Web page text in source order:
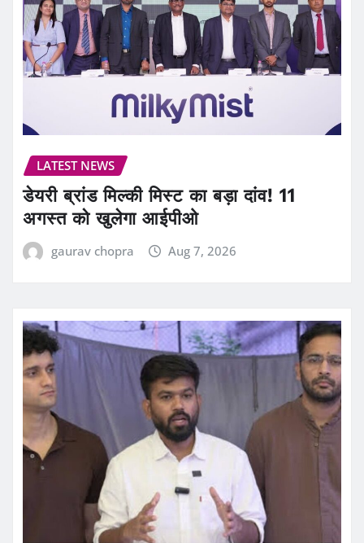
LATEST NEWS
डेयरी ब्रांड मिल्की मिस्ट का बड़ा दांव! 11
अगस्त को खुलेगा आईपीओ
gaurav chopra Aug 7, 2026